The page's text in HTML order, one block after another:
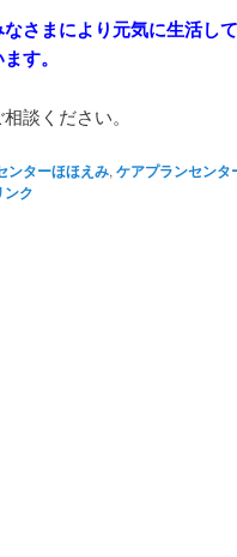
さまにより元気に生活し
す。
談ください。
ンターほほえみ, ケアプランセンタ
ンク